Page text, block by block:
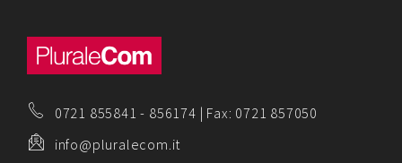
0721 855841 - 856174 | Fax: 0721 857050
info@pluralecom.it